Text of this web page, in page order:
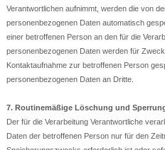
Verantwortlichen aufnimmt, werden die von
personenbezogenen Daten automatisch
einer betroffenen Person an den für die
personenbezogenen Daten werden für
Kontaktaufnahme zur betroffenen Person
personenbezogenen Daten an Dritte.
7. Routinemäßige Löschung und
Der für die Verarbeitung Verantwortliche
Daten der betroffenen Person nur für den